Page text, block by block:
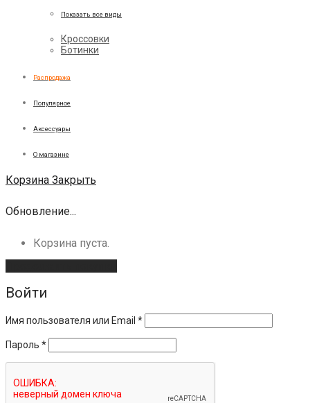
Показать все виды
Кроссовки
Ботинки
Распродажа
Популярное
Аксессуары
О магазине
Корзина Закрыть
Обновление...
Корзина пуста.
Войти
Имя пользователя или Email *
Пароль *